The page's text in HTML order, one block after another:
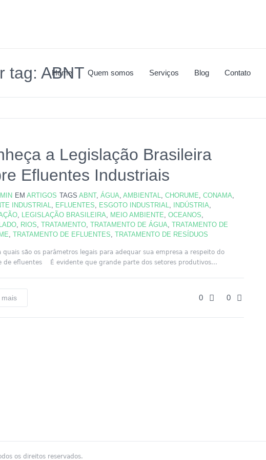
Home Quem somos Serviços Blog Contato
tag: ABNT
a Legislação Brasileira
Efluentes Industriais
EM ARTIGOS TAGS ABNT, ÁGUA, AMBIENTAL, CHORUME, CONAMA,
INDUSTRIAL, EFLUENTES, ESGOTO INDUSTRIAL, INDÚSTRIA,
, LEGISLAÇÃO BRASILEIRA, MEIO AMBIENTE, OCEANOS,
, RIOS, TRATAMENTO, TRATAMENTO DE ÁGUA, TRATAMENTO DE
, TRATAMENTO DE EFLUENTES, TRATAMENTO DE RESÍDUOS
quais são os parâmetros legais para adequar sua empresa a respeito do
de efluentes É evidente que grande parte dos setores produtivos...
0 0
mais
os direitos reservados.